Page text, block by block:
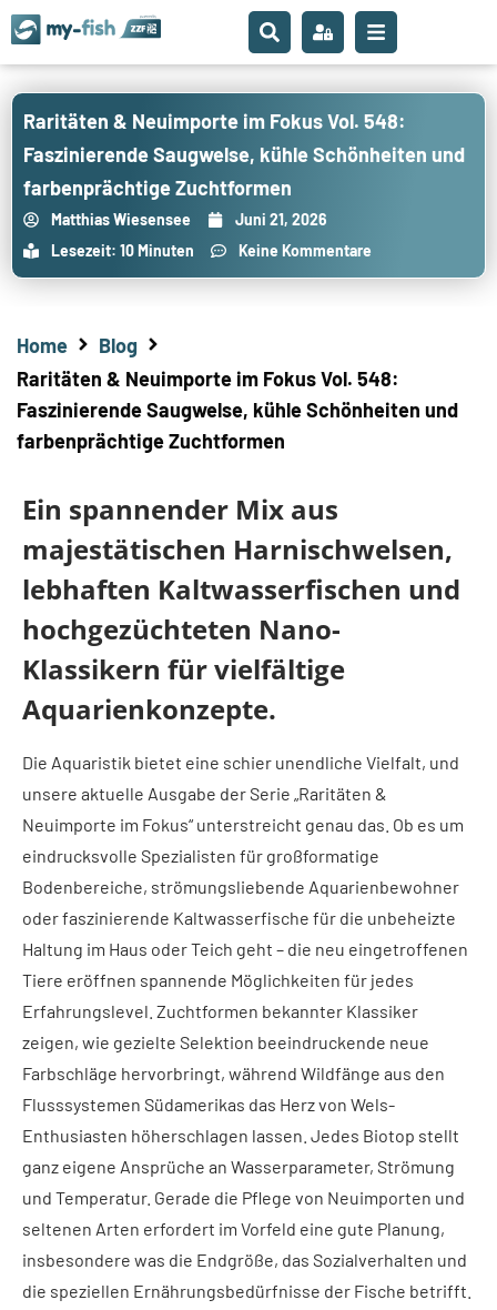
Raritäten & Neuimporte im Fokus Vol. 548:
Faszinierende Saugwelse, kühle Schönheiten und
farbenprächtige Zuchtformen
Matthias Wiesensee
Juni 21, 2026
Lesezeit: 10 Minuten
Keine Kommentare
Home
Blog
Raritäten & Neuimporte im Fokus Vol. 548:
Faszinierende Saugwelse, kühle Schönheiten und
farbenprächtige Zuchtformen
Ein spannender Mix aus
majestätischen Harnischwelsen,
lebhaften Kaltwasserfischen und
hochgezüchteten Nano-
Klassikern für vielfältige
Aquarienkonzepte.
Die Aquaristik bietet eine schier unendliche Vielfalt, und
unsere aktuelle Ausgabe der Serie „Raritäten &
Neuimporte im Fokus“ unterstreicht genau das. Ob es um
eindrucksvolle Spezialisten für großformatige
Bodenbereiche, strömungsliebende Aquarienbewohner
oder faszinierende Kaltwasserfische für die unbeheizte
Haltung im Haus oder Teich geht – die neu eingetroffenen
Tiere eröffnen spannende Möglichkeiten für jedes
Erfahrungslevel. Zuchtformen bekannter Klassiker
zeigen, wie gezielte Selektion beeindruckende neue
Farbschläge hervorbringt, während Wildfänge aus den
Flusssystemen Südamerikas das Herz von Wels-
Enthusiasten höherschlagen lassen. Jedes Biotop stellt
ganz eigene Ansprüche an Wasserparameter, Strömung
und Temperatur. Gerade die Pflege von Neuimporten und
seltenen Arten erfordert im Vorfeld eine gute Planung,
insbesondere was die Endgröße, das Sozialverhalten und
die speziellen Ernährungsbedürfnisse der Fische betrifft.